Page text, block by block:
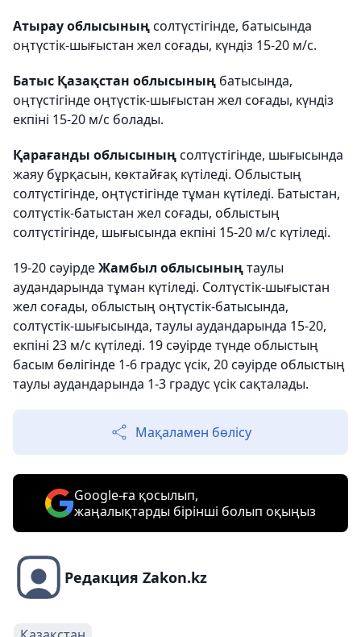
Атырау облысыныңсолтүстігінде, батысында
оңтүстік-шығыстан жел соғады, күндіз 15-20 м/с.
Батыс Қазақстан облысының батысында,
оңтүстігінде оңтүстік-шығыстан жел соғады, күндіз
екпіні 15-20 м/с болады.
Қарағанды облысыныңсолтүстігінде, шығысында
жаяу бұрқасын, көктайғақ күтіледі. Облыстың
солтүстігінде, оңтүстігінде тұман күтіледі. Батыстан,
солтүстік-батыстан жел соғады, облыстың
солтүстігінде, шығысында екпіні 15-20 м/с күтіледі.
19-20 сәуірдеЖамбыл облысыныңтаулы
аудандарында тұман күтіледі. Солтүстік-шығыстан
жел соғады, облыстың оңтүстік-батысында,
солтүстік-шығысында, таулы аудандарында 15-20,
екпіні 23 м/с күтіледі. 19 сәуірде түнде облыстың
басым бөлігінде 1-6 градус үсік, 20 сәуірде облыстың
таулы аудандарында 1-3 градус үсік сақталады.
Мақаламен бөлісу
Google-ға қосылып,
жаңалықтарды бірінші болып оқыңыз
Редакция Zakon.kz